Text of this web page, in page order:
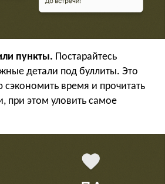
пункты. Постарайтесь
детали под буллиты. Это
сэкономить время и прочитать
при этом уловить самое